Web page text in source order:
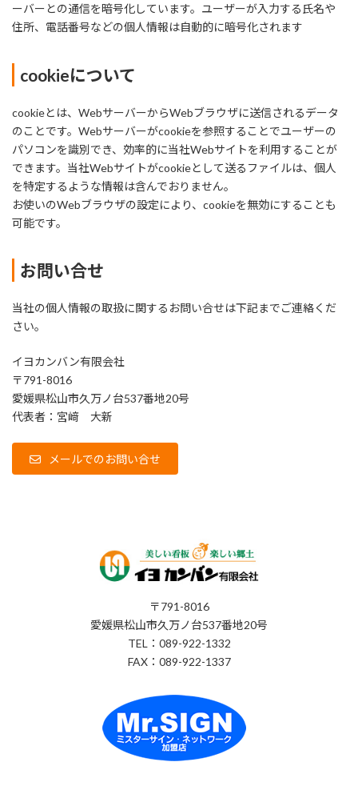
ーバーとの通信を暗号化しています。ユーザーが入力する氏名や
住所、電話番号などの個人情報は自動的に暗号化されます
cookieについて
cookieとは、WebサーバーからWebブラウザに送信されるデータ
のことです。Webサーバーがcookieを参照することでユーザーの
パソコンを識別でき、効率的に当社Webサイトを利用することが
できます。当社Webサイトがcookieとして送るファイルは、個人
を特定するような情報は含んでおりません。
お使いのWebブラウザの設定により、cookieを無効にすることも
可能です。
お問い合せ
当社の個人情報の取扱に関するお問い合せは下記までご連絡くだ
さい。
イヨカンバン有限会社
〒791-8016
愛媛県松山市久万ノ台537番地20号
代表者：宮﨑 大新
メールでのお問い合せ
〒791-8016
愛媛県松山市久万ノ台537番地20号
TEL：089-922-1332
FAX：089-922-1337